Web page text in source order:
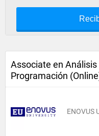
Associate en Análisis
Programación
ENOVUS